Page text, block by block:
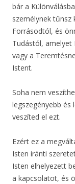
bár a
személynek tűnsz
Forrásodtól, és
Tudástól, amelyet
vagy a
Istent.
Soha nem
legszegényebb és
veszíted el ezt.
Ezért ez a
Isten iránti
Isten elhelyezett
a kapcsolatot, és